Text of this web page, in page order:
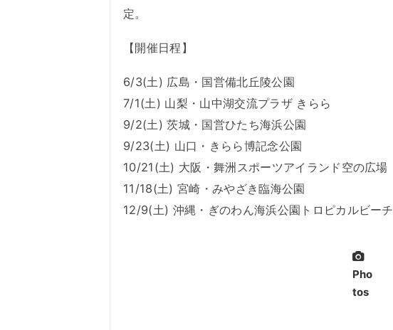
定。
【開催日程】
6/3(土) 広島・国営備北丘陵公園
7/1(土) 山梨・山中湖交流プラザ きらら
9/2(土) 茨城・国営ひたち海浜公園
9/23(土) 山口・きらら博記念公園
10/21(土) 大阪・舞洲スポーツアイランド空の広場
11/18(土) 宮崎・みやざき臨海公園
12/9(土) 沖縄・ぎのわん海浜公園トロピカルビーチ
Pho
tos